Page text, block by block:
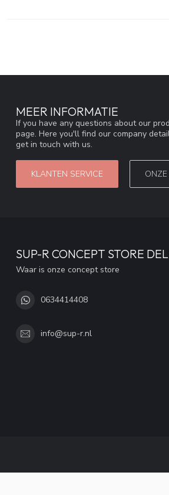
MEER INFORMATIE
If you have any questions about our
page. Here you'll find our company
get in touch with us.
KLANTEN SERVICE
SUP-R CONCEPT STORE
Waar is onze concept store
0634414408
info@sup-r.nl